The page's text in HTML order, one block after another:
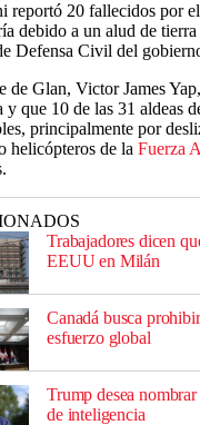
reportó 20 fallecidos por
debido a un alud de
Defensa Civil del
de Glan, Victor James
y que 10 de las 31 aldeas
principalmente por
helicópteros de la Fuerza
Trabajadores dicen
EEUU en Milán
Canadá busca
esfuerzo global
Trump desea
de inteligencia